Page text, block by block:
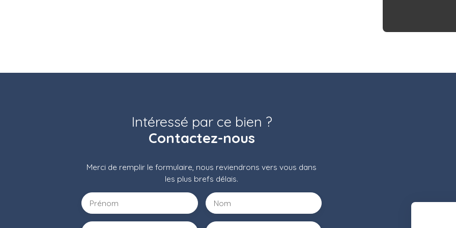
Intéressé par ce bien ?
Contactez-nous
Merci de remplir le formulaire, nous reviendrons vers vous dans
les plus brefs délais.
Prénom Nom